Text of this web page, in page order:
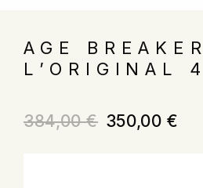
AGE BREAKER
L’ORIGINAL
384,00€ 350,00€